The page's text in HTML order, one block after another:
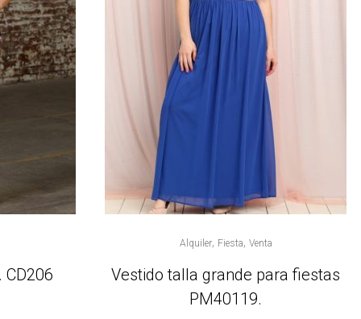
Alquiler, Fiesta, Venta
Vestido talla grande para fiestas
PM40119.